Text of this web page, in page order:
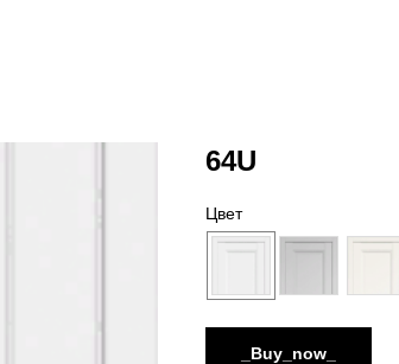
64U
Цвет
_Buy_now_